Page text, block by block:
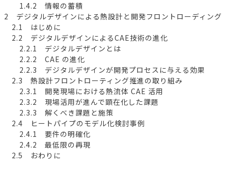
1.4.2 情報の蓄積
2 デジタルデザインによる熱設計と開発フロントローディング
2.1 はじめに
2.2 デジタルデザインによるCAE技術の進化
2.2.1 デジタルデザインとは
2.2.2 CAE の進化
2.2.3 デジタルデザインが開発プロセスに与える効果
2.3 熱設計フロントローティング推進の取り組み
2.3.1 開発現場における熱流体 CAE 活用
2.3.2 現場活用が進んで顕在化した課題
2.3.3 解くべき課題と施策
2.4 ヒートパイプのモデル化検討事例
2.4.1 要件の明確化
2.4.2 最低限の再現
2.5 おわりに